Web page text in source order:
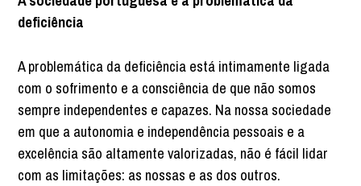
deficiência
A problemática da deficiência está intimamente ligada
com o sofrimento e a consciência de que não somos
sempre independentes e capazes. Na nossa sociedade
em que a autonomia e independência pessoais e a
excelência são altamente valorizadas, não é fácil lidar
com as limitações: as nossas e as dos outros.